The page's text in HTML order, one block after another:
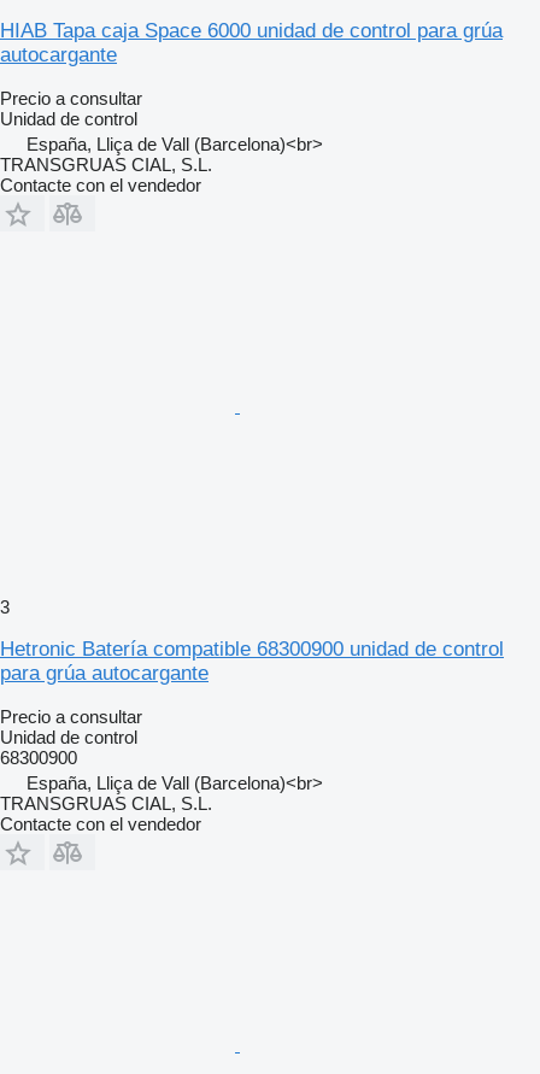
HIAB Tapa caja Space 6000 unidad de control para grúa
autocargante
Precio a consultar
Unidad de control
España, Lliça de Vall (Barcelona)<br>
TRANSGRUAS CIAL, S.L.
Contacte con el vendedor
3
Hetronic Batería compatible 68300900 unidad de control
para grúa autocargante
Precio a consultar
Unidad de control
68300900
España, Lliça de Vall (Barcelona)<br>
TRANSGRUAS CIAL, S.L.
Contacte con el vendedor